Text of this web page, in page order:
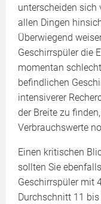
unterscheiden sich
allen Dingen
Überwiegend
Geschirrspüler die
momentan
befindlichen
intensiverer
der Breite zu
Verbrauchswerte
Einen kritischen
sollten Sie
Geschirrspüler mit
Durchschnitt 11